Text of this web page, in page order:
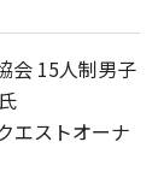
会 15人制男子
エストオーナ